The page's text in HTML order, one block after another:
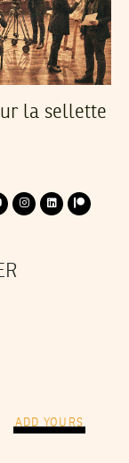
la sellette
ADD YOURS